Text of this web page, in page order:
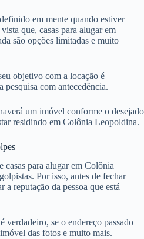
em mente quando estiver
que, casas para alugar em
são opções limitadas e muito
objetivo com a locação é
pesquisa com antecedência.
um imóvel conforme o desejado
residindo em Colônia Leopoldina.
casas para alugar em Colônia
Por isso, antes de fechar
reputação da pessoa que está
verdadeiro, se o endereço passado
das fotos e muito mais.